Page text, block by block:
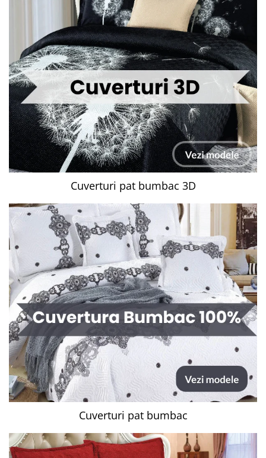
Cuverturi pat bumbac 3D
Cuverturi pat bumbac